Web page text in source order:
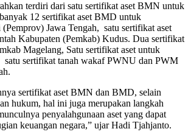
terdiri dari satu sertifikat aset BMN untuk
12 sertifikat aset BMD untuk
Jawa Tengah, satu sertifikat aset
Kabupaten (Pemkab) Kudus. Dua sertifikat
Magelang, Satu sertifikat aset untuk
satu sertifikat tanah wakaf PWNU dan PWM
sertifikat aset BMN dan BMD, selain
hukum, hal ini juga merupakan langkah
penyalahgunaan aset yang dapat
keuangan negara,” ujar Hadi Tjahjanto.